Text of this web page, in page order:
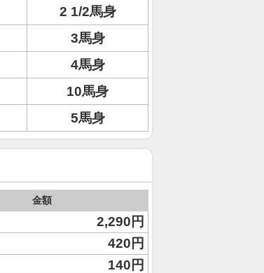
2 1/2馬身
3馬身
4馬身
10馬身
5馬身
金額
2,290円
420円
140円